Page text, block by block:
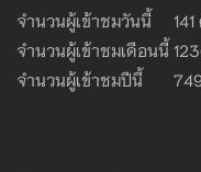
จำนวนผู้เข้าชมวันนี้ 141
จำนวนผู้เข้าชมเดือนนี้
จำนวนผู้เข้าชมปีนี้